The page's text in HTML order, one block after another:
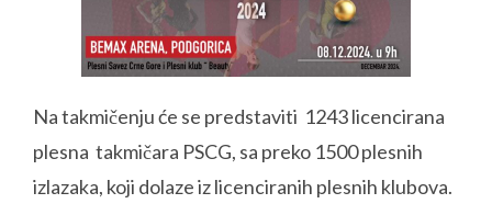
Na takmičenju će se predstaviti 1243 licencirana
plesna takmičara PSCG, sa preko 1500 plesnih
izlazaka, koji dolaze iz licenciranih plesnih klubova.